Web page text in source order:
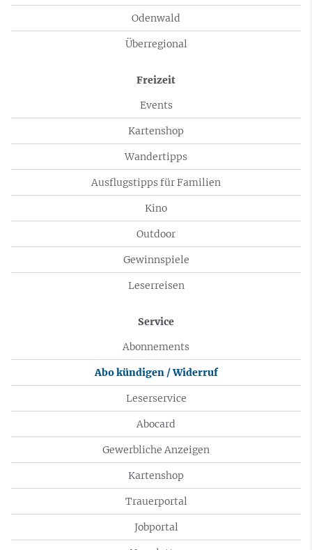
Odenwald
Überregional
Freizeit
Events
Kartenshop
Wandertipps
Ausflugstipps für Familien
Kino
Outdoor
Gewinnspiele
Leserreisen
Service
Abonnements
Abo kündigen / Widerruf
Leserservice
Abocard
Gewerbliche Anzeigen
Kartenshop
Trauerportal
Jobportal